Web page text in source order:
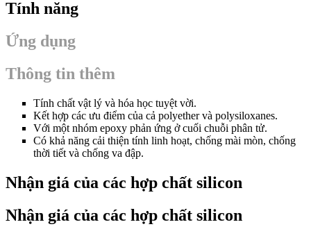
Tính năng
Ứng dụng
Thông tin thêm
Tính chất vật lý và hóa học tuyệt vời.
Kết hợp các ưu điểm của cả polyether và polysiloxanes.
Với một nhóm epoxy phản ứng ở cuối chuỗi phân tử.
Có khả năng cải thiện tính linh hoạt, chống mài mòn, chống
thời tiết và chống va đập.
Nhận giá của các hợp chất silicon
Nhận giá của các hợp chất silicon